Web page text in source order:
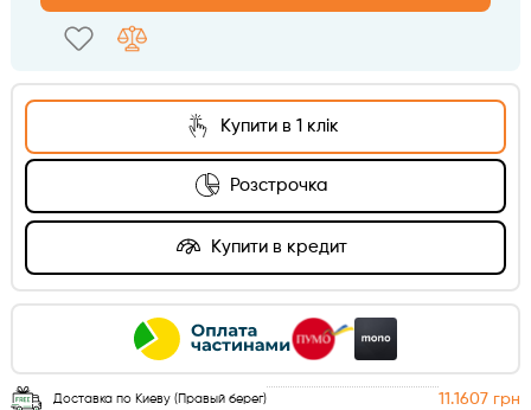
Купити в 1 клік
Розстрочка
Купити в кредит
Доставка по Киеву (Правый берег) 11.1607 грн